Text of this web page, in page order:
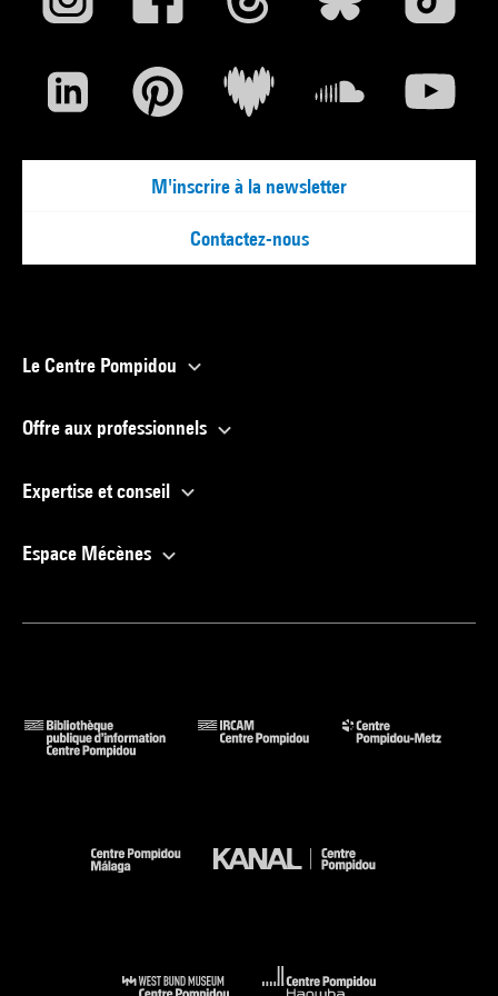
M'inscrire à la newsletter
Contactez-nous
Le Centre Pompidou
Offre aux professionnels
Expertise et conseil
Espace Mécènes